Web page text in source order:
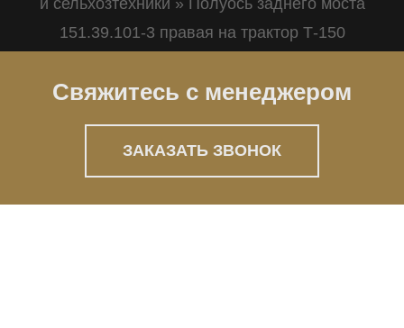
и сельхозтехники » Полуось заднего моста
151.39.101-3 правая на трактор Т-150
Свяжитесь с менеджером
ЗАКАЗАТЬ ЗВОНОК